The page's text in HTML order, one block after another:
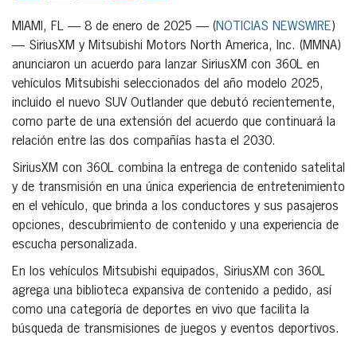
MIAMI, FL — 8 de enero de 2025 — (NOTICIAS NEWSWIRE)
— SiriusXM y Mitsubishi Motors North America, Inc. (MMNA)
anunciaron un acuerdo para lanzar SiriusXM con 360L en
vehículos Mitsubishi seleccionados del año modelo 2025,
incluido el nuevo SUV Outlander que debutó recientemente,
como parte de una extensión del acuerdo que continuará la
relación entre las dos compañías hasta el 2030.
SiriusXM con 360L combina la entrega de contenido satelital
y de transmisión en una única experiencia de entretenimiento
en el vehículo, que brinda a los conductores y sus pasajeros
opciones, descubrimiento de contenido y una experiencia de
escucha personalizada.
En los vehículos Mitsubishi equipados, SiriusXM con 360L
agrega una biblioteca expansiva de contenido a pedido, así
como una categoría de deportes en vivo que facilita la
búsqueda de transmisiones de juegos y eventos deportivos.